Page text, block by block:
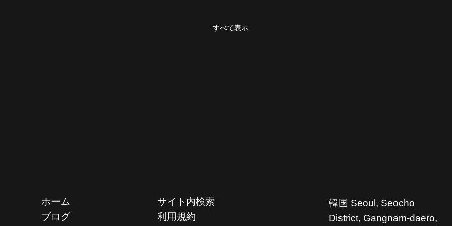
すべて表示
ホーム
ブログ
サイト内検索
利用規約
韓国 Seoul, Seocho
District, Gangnam-daero,